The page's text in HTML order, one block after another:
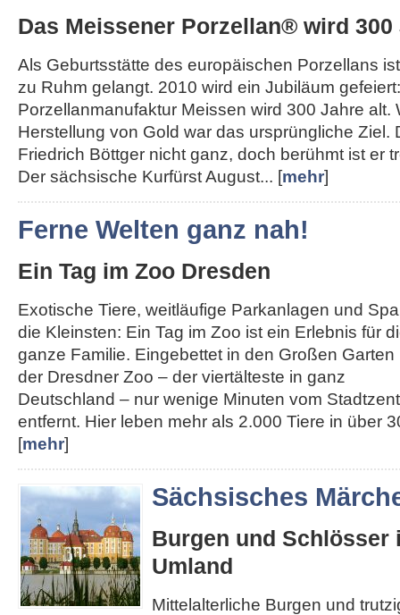
Das Meissener Porzellan® wird 300
Als Geburtsstätte des europäischen Porzellans
zu Ruhm gelangt. 2010 wird ein Jubiläum
Porzellanmanufaktur Meissen wird 300 Jahre
Herstellung von Gold war das ursprüngliche Ziel.
Friedrich Böttger nicht ganz, doch berühmt ist er
Der sächsische Kurfürst August... [mehr]
Ferne Welten ganz nah!
Ein Tag im Zoo Dresden
Exotische Tiere, weitläufige Parkanlagen und
die Kleinsten: Ein Tag im Zoo ist ein Erlebnis für
ganze Familie. Eingebettet in den Großen Garten
der Dresdner Zoo – der viertälteste in ganz
Deutschland – nur wenige Minuten vom
entfernt. Hier leben mehr als 2.000 Tiere in über
[mehr]
Sächsisches
Burgen und Schlösser
Umland
Mittelalterliche Burgen und